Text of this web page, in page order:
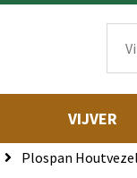
VIJVER
Plospan